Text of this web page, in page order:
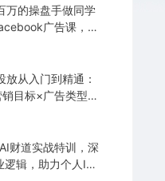
万的操盘手做同学
广告课，让
放从入门到精通：
目标×广告类型×
财道实战特训，深
逻辑，助力个人IP